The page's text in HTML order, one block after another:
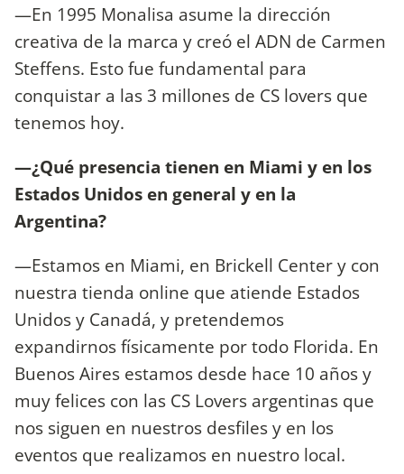
—En 1995 Monalisa asume la dirección
creativa de la marca y creó el ADN de Carmen
Steffens. Esto fue fundamental para
conquistar a las 3 millones de CS lovers que
tenemos hoy.
—¿Qué presencia tienen en Miami y en los
Estados Unidos en general y en la
Argentina?
—Estamos en Miami, en Brickell Center y con
nuestra tienda online que atiende Estados
Unidos y Canadá, y pretendemos
expandirnos físicamente por todo Florida. En
Buenos Aires estamos desde hace 10 años y
muy felices con las CS Lovers argentinas que
nos siguen en nuestros desfiles y en los
eventos que realizamos en nuestro local.